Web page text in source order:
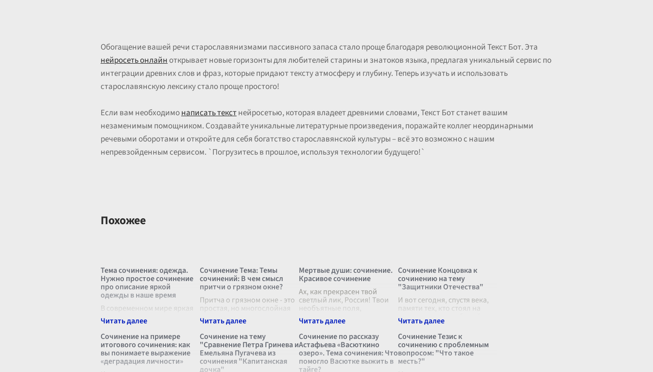
Обогащение вашей речи старославянизмами пассивного запаса стало проще благодаря революционной Текст Бот. Эта
нейросеть онлайноткрывает новые горизонты для любителей старины и знатоков языка, предлагая уникальный сервис по
интеграции древних слов и фраз, которые придают тексту атмосферу и глубину. Теперь изучать и использовать
старославянскую лексику стало проще простого!
Если вам необходимонаписать текстнейросетью, которая владеет древними словами, Текст Бот станет вашим
незаменимым помощником. Создавайте уникальные литературные произведения, поражайте коллег неординарными
речевыми оборотами и откройте для себя богатство старославянской культуры – всё это возможно с нашим
непревзойденным сервисом. `Погрузитесь в прошлое, используя технологии будущего!`
Похожее
Тема сочинения: одежда.
Нужно простое сочинение
про описание яркой
одежды в наше время
В современном мире яркая
одежда стала
неотъемлемой частью
повседневного гардероба.
Она отражает
индивидуальность,
подчеркивает стиль и
позволяет выразить свое
Сочинение Тема: Темы
сочинений: В чем смысл
притчи о грязном окне?
Притча о грязном окне - это
простая, но многослойная
история, которую можно
трактовать разными
способами, в зависимости от
первичного восприятия и
личного опыта каждого
читателя. Н...
Мертвые души: сочинение.
Красивое сочинение
Ах, как прекрасен твой
светлый лик, Россия! Твои
необъятные поля,
перекатывающиеся
холмами, словно волны в
безбрежном океане. Россия,
дарящая вдохновение для
великих подвигов, сказ...
Сочинение Концовка к
сочинению на тему
"Защитники Отечества"
И вот сегодня, спустя века,
памяти тех, кто стоял на
страже родных рубежей,
воздается почести
повсеместно. Каждый
камень в стенах древних
крепостей, каждая улица
города, носившая з...
Сочинение на примере
итогового сочинения: как
вы понимаете выражение
«деградация личности»
Сочинение на тему
"Сравнение Петра Гринева и
Емельяна Пугачева из
сочинения "Капитанская
дочка"
Сочинение по рассказу
Астафьева «Васюткино
озеро». Тема сочинения: Что
помогло Васютке выжить в
тайге?
Сочинение Тезис к
сочинению с проблемным
вопросом: "Что такое
месть?"